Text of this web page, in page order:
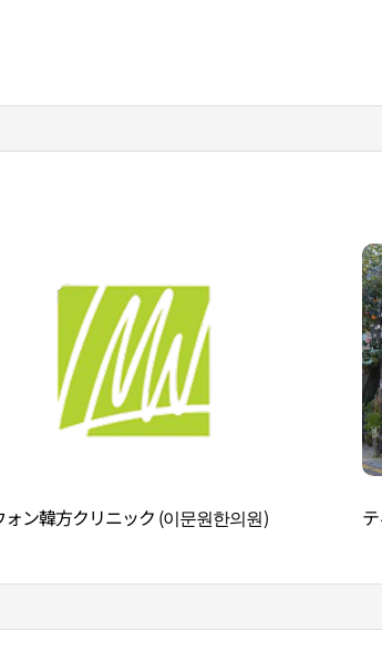
ン韓方クリニック (이문원한의원)